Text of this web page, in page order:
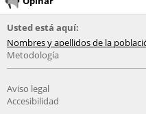
Usted está aquí:
Nombres y apellidos de la
Metodología
Aviso legal
Accesibilidad